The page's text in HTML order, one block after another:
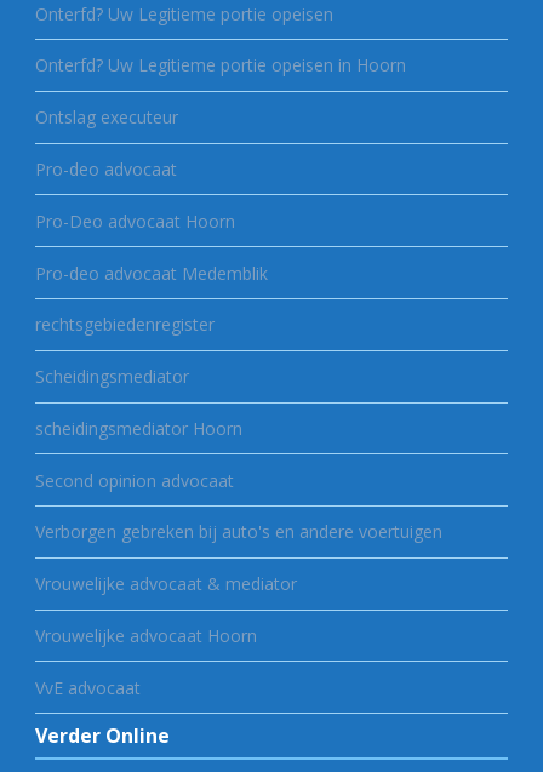
Onterfd? Uw Legitieme portie opeisen
Onterfd? Uw Legitieme portie opeisen in Hoorn
Ontslag executeur
Pro-deo advocaat
Pro-Deo advocaat Hoorn
Pro-deo advocaat Medemblik
rechtsgebiedenregister
Scheidingsmediator
scheidingsmediator Hoorn
Second opinion advocaat
Verborgen gebreken bij auto's en andere voertuigen
Vrouwelijke advocaat & mediator
Vrouwelijke advocaat Hoorn
VvE advocaat
Verder Online